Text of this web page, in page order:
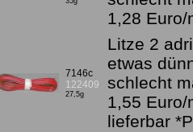
1,28 Euro/
7146c
122409
27,5g
Litze 2
etwas
schlecht
1,55 Euro/
lieferbar